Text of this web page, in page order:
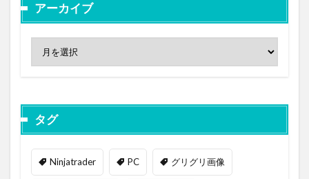
アーカイブ
タグ
Ninjatrader PC グリグリ画像